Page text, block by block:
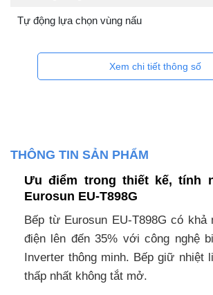
Tự động lựa chọn vùng nấu
Xem chi tiết thông số
THÔNG TIN SẢN PHẨM
Ưu điểm trong thiết kế, tính
Eurosun EU-T898G
Bếp từ Eurosun EU-T898G có khả
điện lên đến 35% với công nghệ
Inverter thông minh. Bếp giữ nhiệt
thấp nhất không tắt mở.